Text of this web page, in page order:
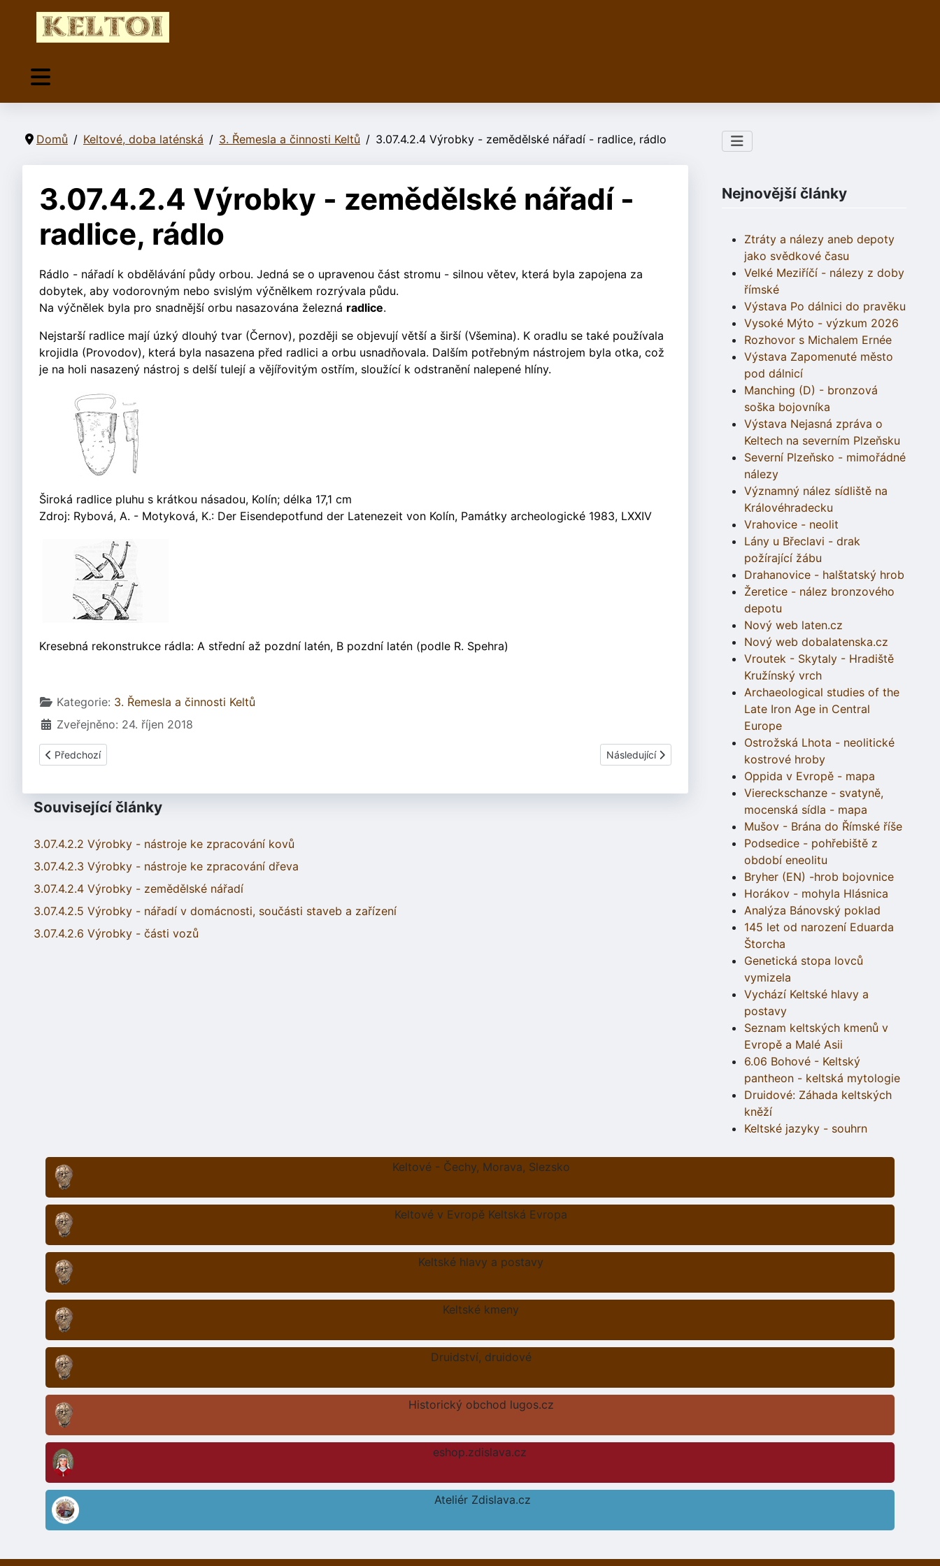
Domů Keltové, doba laténská 3. Řemesla a činnosti Keltů 3.07.4.2.4 Výrobky - zemědělské nářadí - radlice, rádlo
3.07.4.2.4 Výrobky - zemědělské nářadí -
radlice, rádlo
Rádlo - nářadí k obdělávání půdy orbou. Jedná se o upravenou část stromu - silnou větev, která byla zapojena za
dobytek, aby vodorovným nebo svislým výčnělkem rozrývala půdu.
Na výčnělek byla pro snadnější orbu nasazována železná radlice.
Nejstarší radlice mají úzký dlouhý tvar (Černov), později se objevují větší a širší (Všemina). K oradlu se také používala
krojidla (Provodov), která byla nasazena před radlici a orbu usnadňovala. Dalším potřebným nástrojem byla otka, což
je na holi nasazený nástroj s delší tulejí a vějířovitým ostřím, sloužící k odstranění nalepené hlíny.
Široká radlice pluhu s krátkou násadou, Kolín; délka 17,1 cm
Zdroj: Rybová, A. - Motyková, K.: Der Eisendepotfund der Latenezeit von Kolín, Památky archeologické 1983, LXXIV
Kresebná rekonstrukce rádla: A střední až pozdní latén, B pozdní latén (podle R. Spehra)
Základní údaje
Kategorie: 3. Řemesla a činnosti Keltů
Zveřejněno: 24. říjen 2018
Předchozí článek: 3.07.4.2.4 Výrobky - zemědělské nářadí - krojidlo
Předchozí Další článek: 3.07.4.2.10 Výrobky - oděv, ozdoby, amulety, ústroj
Následující
Související články
3.07.4.2.2 Výrobky - nástroje ke zpracování kovů
3.07.4.2.3 Výrobky - nástroje ke zpracování dřeva
3.07.4.2.4 Výrobky - zemědělské nářadí
3.07.4.2.5 Výrobky - nářadí v domácnosti, součásti staveb a zařízení
3.07.4.2.6 Výrobky - části vozů
Nejnovější články
Ztráty a nálezy aneb depoty
jako svědkové času
Velké Meziříčí - nálezy z doby
římské
Výstava Po dálnici do pravěku
Vysoké Mýto - výzkum 2026
Rozhovor s Michalem Ernée
Výstava Zapomenuté město
pod dálnicí
Manching (D) - bronzová
soška bojovníka
Výstava Nejasná zpráva o
Keltech na severním Plzeňsku
Severní Plzeňsko - mimořádné
nálezy
Významný nález sídliště na
Královéhradecku
Vrahovice - neolit
Lány u Břeclavi - drak
požírající žábu
Drahanovice - halštatský hrob
Žeretice - nález bronzového
depotu
Nový web laten.cz
Nový web dobalatenska.cz
Vroutek - Skytaly - Hradiště
Kružínský vrch
Archaeological studies of the
Late Iron Age in Central
Europe
Ostrožská Lhota - neolitické
kostrové hroby
Oppida v Evropě - mapa
Viereckschanze - svatyně,
mocenská sídla - mapa
Mušov - Brána do Římské říše
Podsedice - pohřebiště z
období eneolitu
Bryher (EN) -hrob bojovnice
Horákov - mohyla Hlásnica
Analýza Bánovský poklad
145 let od narození Eduarda
Štorcha
Genetická stopa lovců
vymizela
Vychází Keltské hlavy a
postavy
Seznam keltských kmenů v
Evropě a Malé Asii
6.06 Bohové - Keltský
pantheon - keltská mytologie
Druidové: Záhada keltských
kněží
Keltské jazyky - souhrn
Keltové - Čechy, Morava, Slezsko
Keltové v Evropě Keltská Evropa
Keltské hlavy a postavy
Keltské kmeny
Druidství, druidové
Historický obchod lugos.cz
eshop.zdislava.cz
Ateliér Zdislava.cz